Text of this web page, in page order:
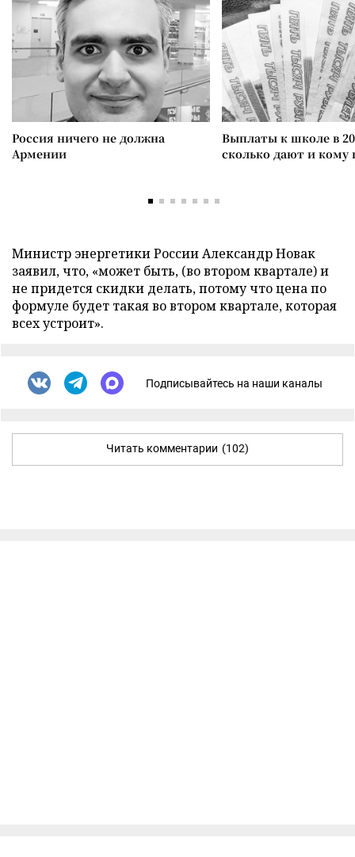
Россия ничего не должна
Армении
Выплаты к школе в
сколько дают и
Министр энергетики России Александр Новак
заявил, что, «может быть, (во втором квартале) и
не придется скидки делать, потому что цена по
формуле будет такая во втором квартале, которая
всех устроит».
Подписывайтесь на наши каналы
Читать комментарии (102)